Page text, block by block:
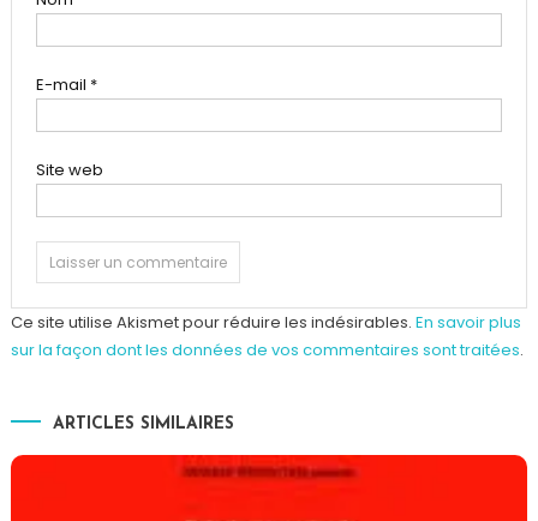
E-mail *
Site web
Ce site utilise Akismet pour réduire les indésirables. En savoir plus
sur la façon dont les données de vos commentaires sont traitées.
ARTICLES SIMILAIRES